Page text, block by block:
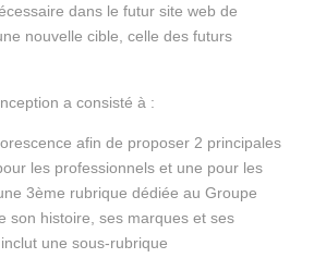
dans le futur site web de
nouvelle cible, celle des futurs
a consisté à :
afin de proposer 2 principales
les professionnels et une pour les
3ème rubrique dédiée au Groupe
son histoire, ses marques et ses
une sous-rubrique